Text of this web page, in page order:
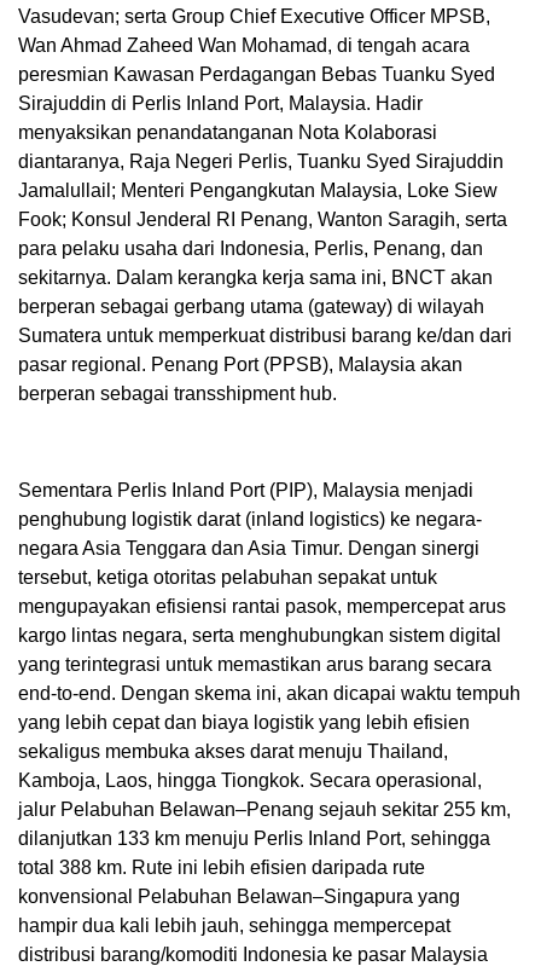
Vasudevan; serta Group Chief Executive Officer MPSB,
Wan Ahmad Zaheed Wan Mohamad, di tengah acara
peresmian Kawasan Perdagangan Bebas Tuanku Syed
Sirajuddin di Perlis Inland Port, Malaysia. Hadir
menyaksikan penandatanganan Nota Kolaborasi
diantaranya, Raja Negeri Perlis, Tuanku Syed Sirajuddin
Jamalullail; Menteri Pengangkutan Malaysia, Loke Siew
Fook; Konsul Jenderal RI Penang, Wanton Saragih, serta
para pelaku usaha dari Indonesia, Perlis, Penang, dan
sekitarnya. Dalam kerangka kerja sama ini, BNCT akan
berperan sebagai gerbang utama (gateway) di wilayah
Sumatera untuk memperkuat distribusi barang ke/dan dari
pasar regional. Penang Port (PPSB), Malaysia akan
berperan sebagai transshipment hub.
Sementara Perlis Inland Port (PIP), Malaysia menjadi
penghubung logistik darat (inland logistics) ke negara-
negara Asia Tenggara dan Asia Timur. Dengan sinergi
tersebut, ketiga otoritas pelabuhan sepakat untuk
mengupayakan efisiensi rantai pasok, mempercepat arus
kargo lintas negara, serta menghubungkan sistem digital
yang terintegrasi untuk memastikan arus barang secara
end-to-end. Dengan skema ini, akan dicapai waktu tempuh
yang lebih cepat dan biaya logistik yang lebih efisien
sekaligus membuka akses darat menuju Thailand,
Kamboja, Laos, hingga Tiongkok. Secara operasional,
jalur Pelabuhan Belawan–Penang sejauh sekitar 255 km,
dilanjutkan 133 km menuju Perlis Inland Port, sehingga
total 388 km. Rute ini lebih efisien daripada rute
konvensional Pelabuhan Belawan–Singapura yang
hampir dua kali lebih jauh, sehingga mempercepat
distribusi barang/komoditi Indonesia ke pasar Malaysia